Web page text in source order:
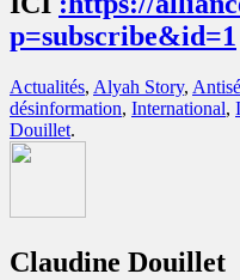
p=subscribe&id=1
Actualités, Alyah Story,
désinformation, International,
Douillet.
Claudine Douillet